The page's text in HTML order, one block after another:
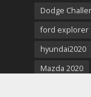
Dodge
ford explorer
hyundai2020
Mazda 2020